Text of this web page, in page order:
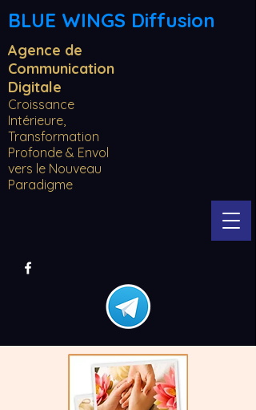
BLUE WINGS Diffusion
Agence de
Communication
Digitale
Croissance
Intérieure,
Transformation
Profonde & Envol
vers le Nouveau
Paradigme